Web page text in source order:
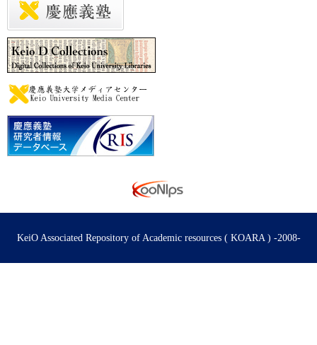
KeiO Associated Repository of Academic resources ( KOARA ) -2008-